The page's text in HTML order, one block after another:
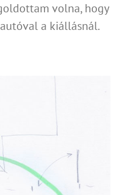
volna, hogy
a kiállásnál.